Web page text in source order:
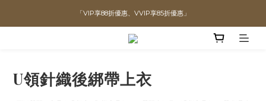
直播喊單享更優惠價格！！
全館滿$1300即可享「免運」♡♡
直播喊單享更優惠價格！！
U領針織後綁帶上衣